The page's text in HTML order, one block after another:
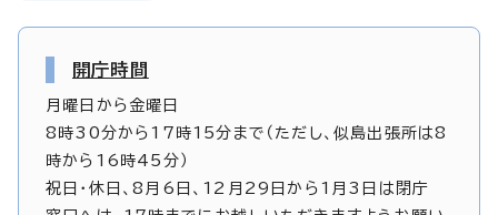
開庁時間
月曜日から金曜日
8時30分から17時15分まで（ただし、似島出張所は8
時から16時45分）
祝日・休日、8月6日、12月29日から1月3日は閉庁